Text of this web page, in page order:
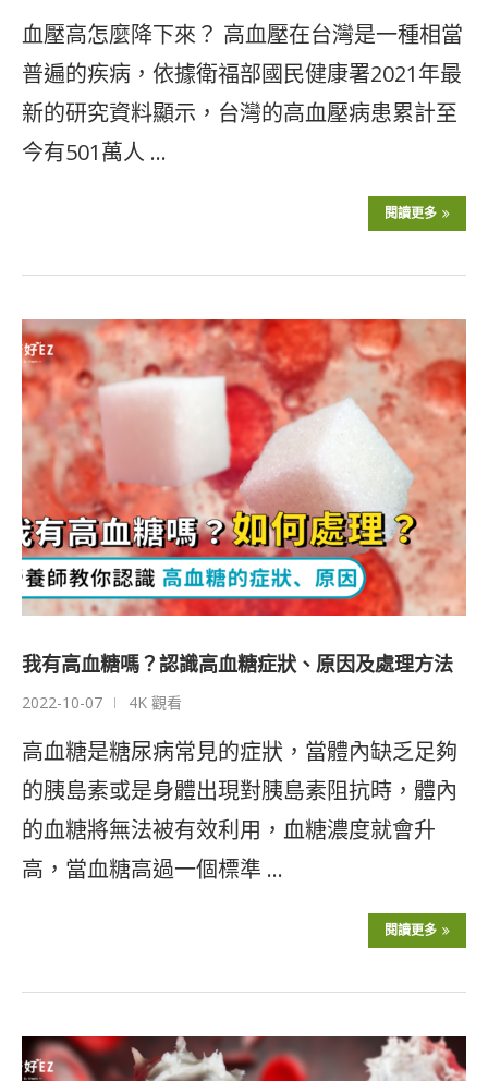
血壓高怎麼降下來？ 高血壓在台灣是一種相當
普遍的疾病，依據衛福部國民健康署2021年最
新的研究資料顯示，台灣的高血壓病患累計至
今有501萬人 …
閱讀更多
我有高血糖嗎？認識高血糖症狀、原因及處理方法
2022-10-07 4K 觀看
高血糖是糖尿病常見的症狀，當體內缺乏足夠
的胰島素或是身體出現對胰島素阻抗時，體內
的血糖將無法被有效利用，血糖濃度就會升
高，當血糖高過一個標準 …
閱讀更多